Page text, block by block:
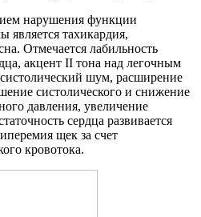
нарушения функции
является тахикардия,
Отмечается лабильность
акцент II тона над легочным
шум, расширение
систолического и снижение
давления, увеличение
сердца развивается
щек за счет
кровотока.